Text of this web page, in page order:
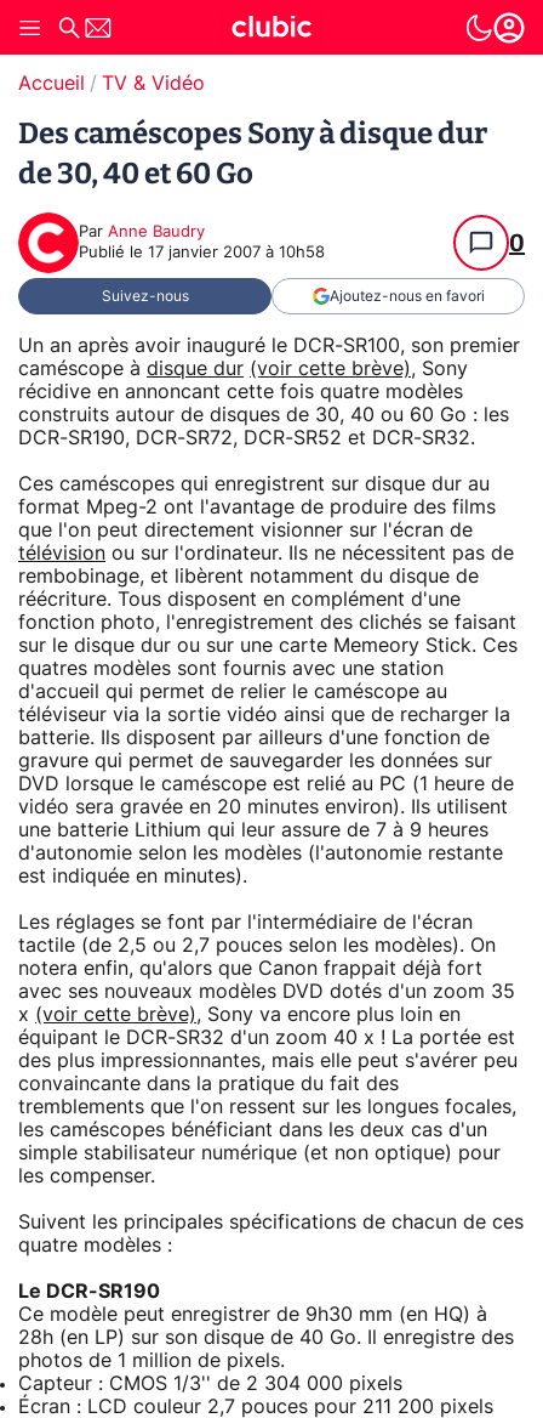
Accueil TV & Vidéo
Des caméscopes Sony à disque dur
de 30, 40 et 60 Go
Par Anne Baudry
Publié le 17 janvier 2007 à 10h58 0
Suivez-nous Ajoutez-nous en favori
Un an après avoir inauguré le DCR-SR100, son premier
caméscope à disque dur (voir cette brève), Sony
récidive en annoncant cette fois quatre modèles
construits autour de disques de 30, 40 ou 60 Go : les
DCR-SR190, DCR-SR72, DCR-SR52 et DCR-SR32.
Ces caméscopes qui enregistrent sur disque dur au
format Mpeg-2 ont l'avantage de produire des films
que l'on peut directement visionner sur l'écran de
télévision ou sur l'ordinateur. Ils ne nécessitent pas de
rembobinage, et libèrent notamment du disque de
réécriture. Tous disposent en complément d'une
fonction photo, l'enregistrement des clichés se faisant
sur le disque dur ou sur une carte Memeory Stick. Ces
quatres modèles sont fournis avec une station
d'accueil qui permet de relier le caméscope au
téléviseur via la sortie vidéo ainsi que de recharger la
batterie. Ils disposent par ailleurs d'une fonction de
gravure qui permet de sauvegarder les données sur
DVD lorsque le caméscope est relié au PC (1 heure de
vidéo sera gravée en 20 minutes environ). Ils utilisent
une batterie Lithium qui leur assure de 7 à 9 heures
d'autonomie selon les modèles (l'autonomie restante
est indiquée en minutes).
Les réglages se font par l'intermédiaire de l'écran
tactile (de 2,5 ou 2,7 pouces selon les modèles). On
notera enfin, qu'alors que Canon frappait déjà fort
avec ses nouveaux modèles DVD dotés d'un zoom 35
x (voir cette brève), Sony va encore plus loin en
équipant le DCR-SR32 d'un zoom 40 x ! La portée est
des plus impressionnantes, mais elle peut s'avérer peu
convaincante dans la pratique du fait des
tremblements que l'on ressent sur les longues focales,
les caméscopes bénéficiant dans les deux cas d'un
simple stabilisateur numérique (et non optique) pour
les compenser.
Suivent les principales spécifications de chacun de ces
quatre modèles :
Le DCR-SR190
Ce modèle peut enregistrer de 9h30 mm (en HQ) à
28h (en LP) sur son disque de 40 Go. Il enregistre des
photos de 1 million de pixels.
Capteur : CMOS 1/3'' de 2 304 000 pixels
Écran : LCD couleur 2,7 pouces pour 211 200 pixels